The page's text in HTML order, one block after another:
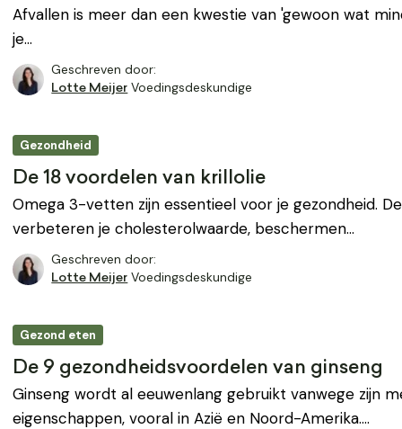
Afvallen is meer dan een kwestie van 'gewoon wat
je…
Geschreven door:
Lotte Meijer Voedingsdeskundige
Gezondheid
De 18 voordelen van krillolie
Omega 3-vetten zijn essentieel voor je gezondheid.
verbeteren je cholesterolwaarde, beschermen…
Geschreven door:
Lotte Meijer Voedingsdeskundige
Gezond eten
De 9 gezondheidsvoordelen van ginseng
Ginseng wordt al eeuwenlang gebruikt vanwege zijn
eigenschappen, vooral in Azië en Noord-Amerika.…